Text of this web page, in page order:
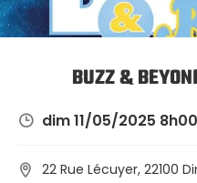
Exercices
Codes
Promo
BUZZ &
dim 11/05/2025
22 Rue Lécuyer, 22100